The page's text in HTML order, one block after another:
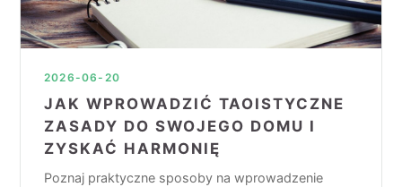
2026-06-20
JAK WPROWADZIĆ TAOISTYCZNE
ZASADY DO SWOJEGO DOMU I
ZYSKAĆ HARMONIĘ
Poznaj praktyczne sposoby na wprowadzenie